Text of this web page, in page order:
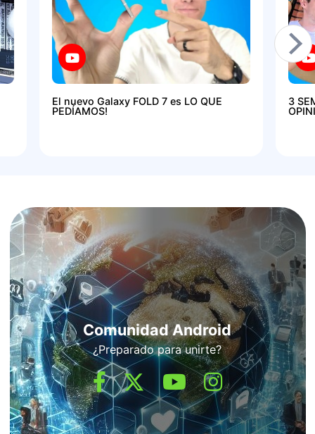
El nuevo Galaxy FOLD 7 es LO QUE
PEDÍAMOS!
3
Comunidad Android
¿Preparado para unirte?